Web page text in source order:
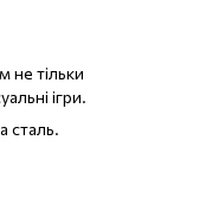
не тільки
ігри.
сталь.